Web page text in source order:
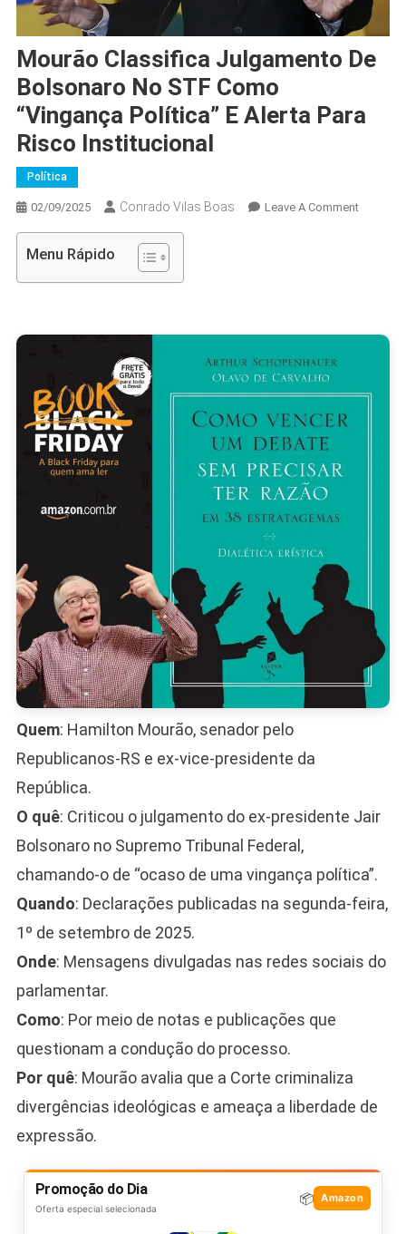
Mourão Classifica Julgamento De
Bolsonaro No STF Como
“vingança Política” E Alerta Para
Risco Institucional
Política
02/09/2025 Conrado Vilas Boas Leave A CommentOn
Menu Rápido
Quem: Hamilton Mourão, senador pelo
Republicanos-RS e ex-vice-presidente da
República.
O quê: Criticou o julgamento do ex-presidente Jair
Bolsonaro no Supremo Tribunal Federal,
chamando-o de “ocaso de uma vingança política”.
Quando: Declarações publicadas na segunda-feira,
1º de setembro de 2025.
Onde: Mensagens divulgadas nas redes sociais do
parlamentar.
Como: Por meio de notas e publicações que
questionam a condução do processo.
Por quê: Mourão avalia que a Corte criminaliza
divergências ideológicas e ameaça a liberdade de
expressão.
Promoção do Dia
Oferta especial selecionada
📦 Amazon